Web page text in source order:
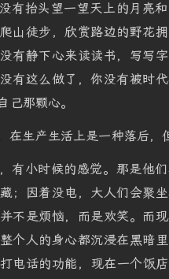
有抬头望一望天上的月亮
山徒步，欣赏路边的野花
有静下心来读读书，写写
有这么做了，你没有被时
己那颗心。
在生产生活上是一种落后，
有小时候的感觉。那是他
；因着没电，大人们会聚
不是烦恼，而是欢笑。而
个人的身心都沉浸在黑暗
电话的功能，现在一个饭